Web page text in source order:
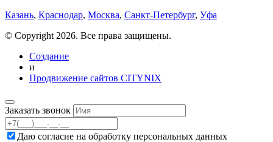
Казань, Краснодар, Москва, Санкт-Петербург, Уфа
© Copyright 2026. Все права защищены.
Создание
и
Продвижение сайтов CITYNIX
Заказать звонок
Даю согласие на обработку персональных данных